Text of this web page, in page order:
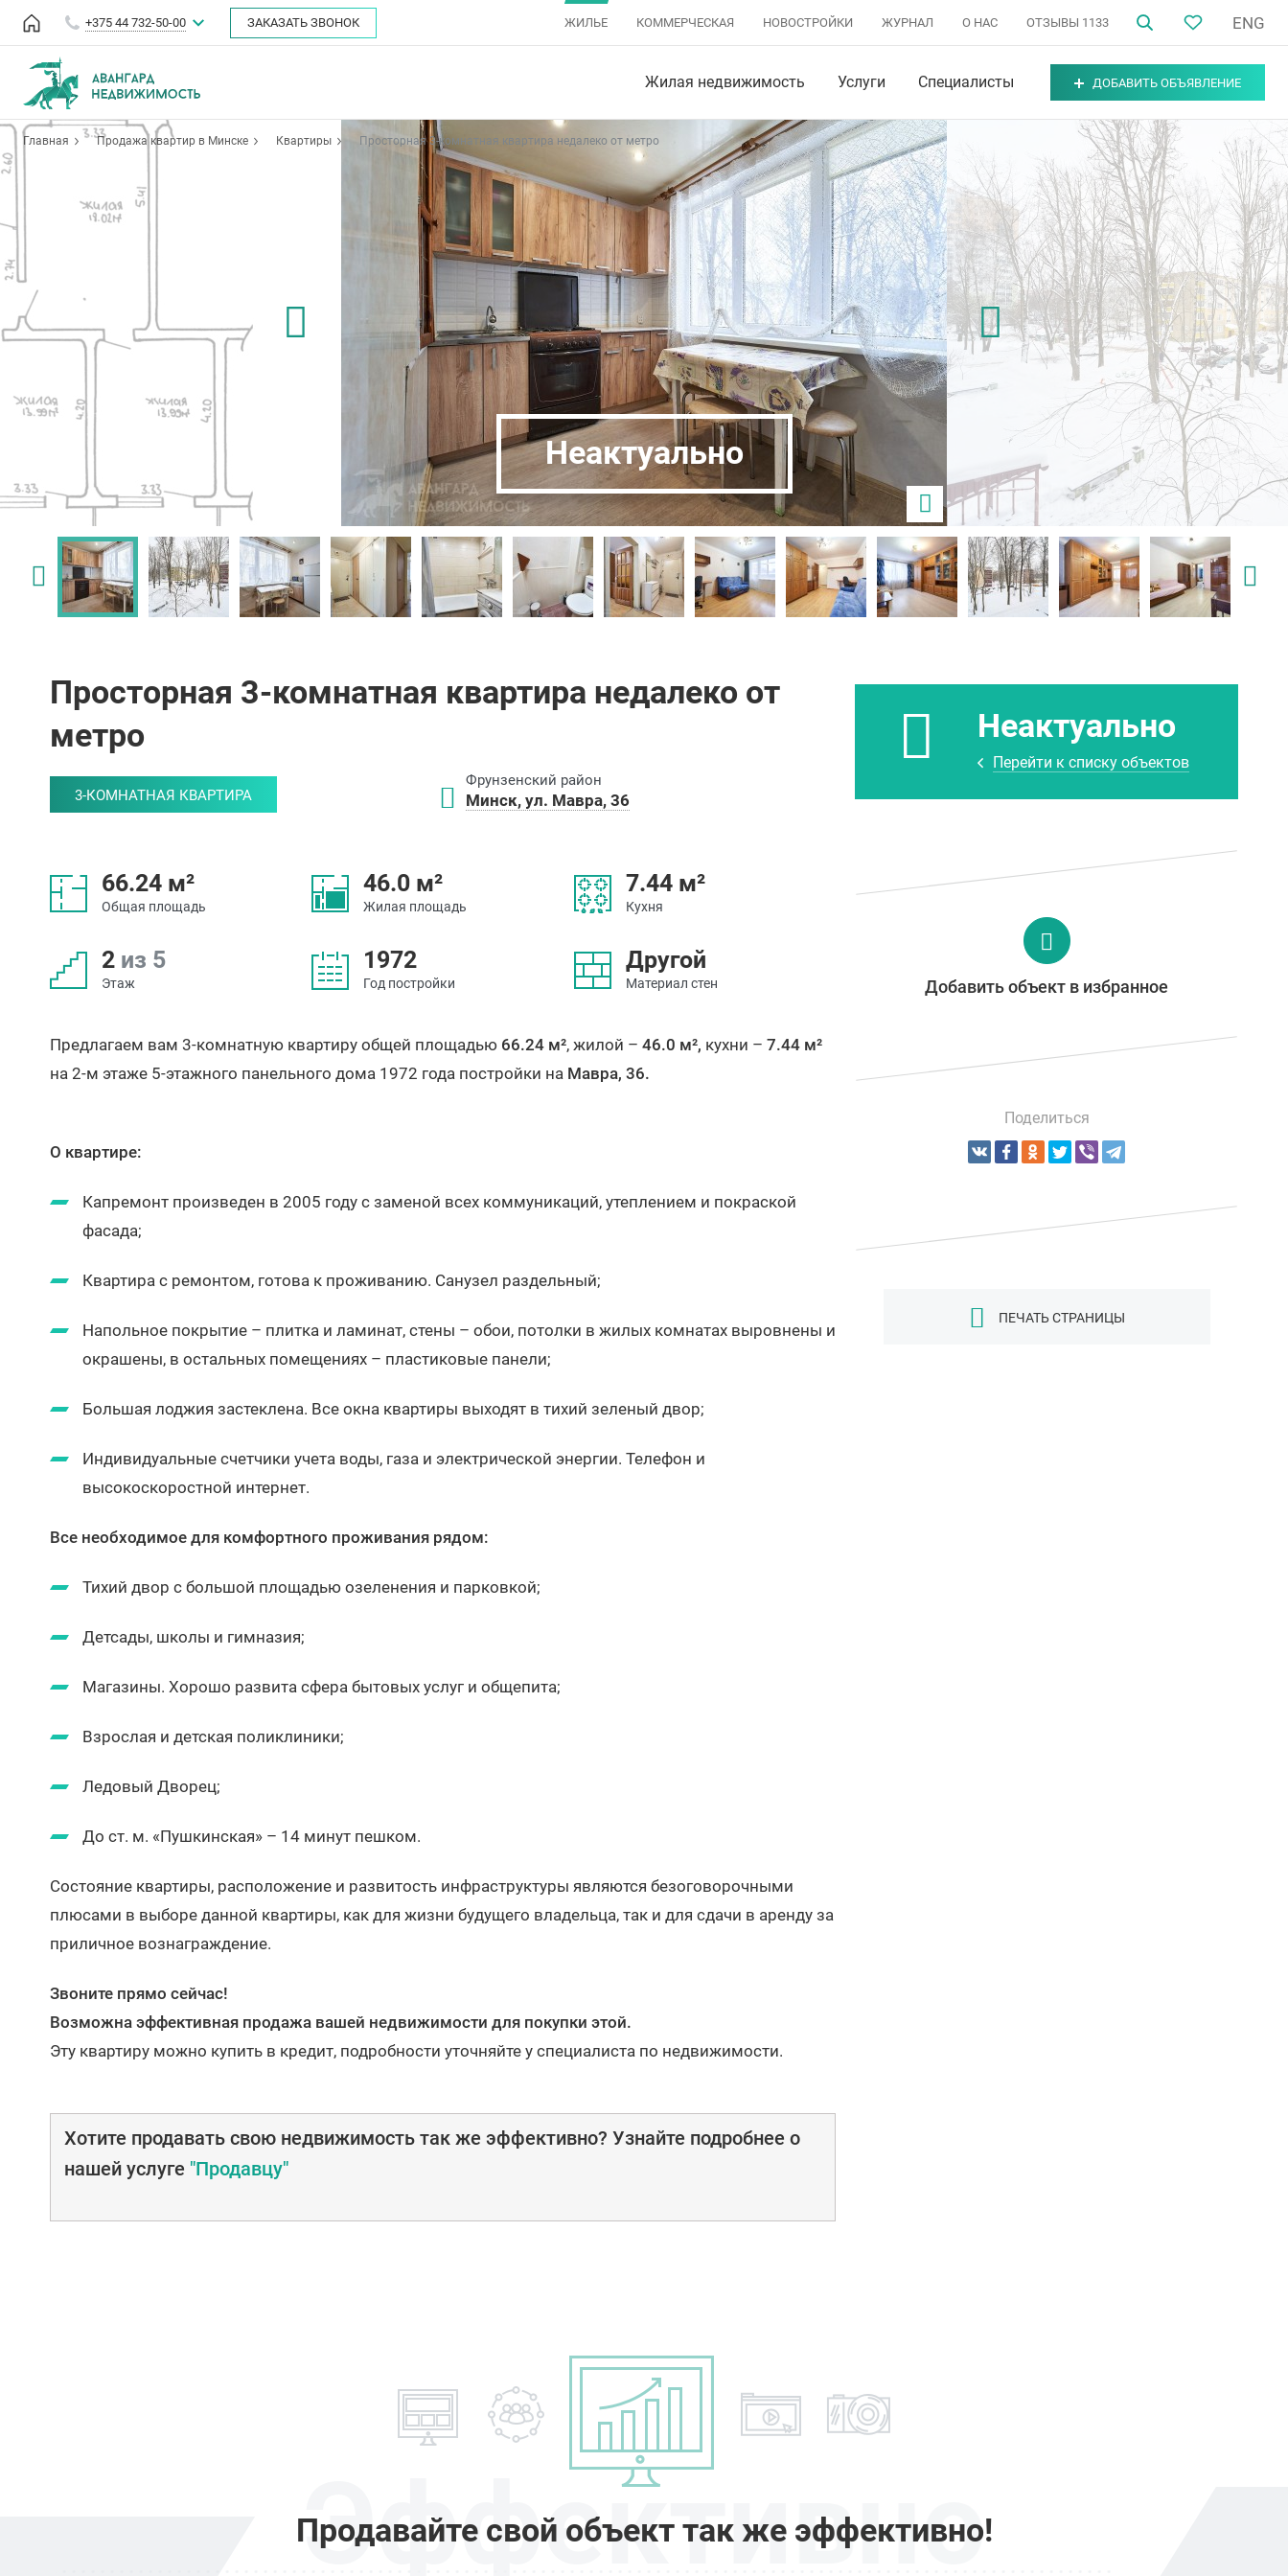
+375 44 732-50-00 ЗАКАЗАТЬ ЗВОНОК ЖИЛЬЕ КОММЕРЧЕСКАЯ НОВОСТРОЙКИ ЖУРНАЛ О НАС ОТЗЫВЫ 1133 ENG
Жилая недвижимость Услуги Специалисты ДОБАВИТЬ ОБЪЯВЛЕНИЕ
Главная Продажа квартир в Минске Квартиры Просторная 3-комнатная квартира недалеко от метро
Неактуально
Просторная 3-комнатная квартира недалеко от
метро
3-КОМНАТНАЯ КВАРТИРА
Фрунзенский район
Минск, ул. Мавра, 36
66.24 м²
Общая площадь
46.0 м²
Жилая площадь
7.44 м²
Кухня
2 из 5
Этаж
1972
Год постройки
Другой
Материал стен
Предлагаем вам 3-комнатную квартиру общей площадью 66.24 м², жилой – 46.0 м², кухни – 7.44 м²
на 2-м этаже 5-этажного панельного дома 1972 года постройки на Мавра, 36.
О квартире:
Капремонт произведен в 2005 году с заменой всех коммуникаций, утеплением и покраской
фасада;
Квартира с ремонтом, готова к проживанию. Санузел раздельный;
Напольное покрытие – плитка и ламинат, стены – обои, потолки в жилых комнатах выровнены и
окрашены, в остальных помещениях – пластиковые панели;
Большая лоджия застеклена. Все окна квартиры выходят в тихий зеленый двор;
Индивидуальные счетчики учета воды, газа и электрической энергии. Телефон и
высокоскоростной интернет.
Все необходимое для комфортного проживания рядом:
Тихий двор с большой площадью озеленения и парковкой;
Детсады, школы и гимназия;
Магазины. Хорошо развита сфера бытовых услуг и общепита;
Взрослая и детская поликлиники;
Ледовый Дворец;
До ст. м. «Пушкинская» – 14 минут пешком.
Состояние квартиры, расположение и развитость инфраструктуры являются безоговорочными
плюсами в выборе данной квартиры, как для жизни будущего владельца, так и для сдачи в аренду за
приличное вознаграждение.
Звоните прямо сейчас!
Возможна эффективная продажа вашей недвижимости для покупки этой.
Эту квартиру можно купить в кредит, подробности уточняйте у специалиста по недвижимости.
Хотите продавать свою недвижимость так же эффективно? Узнайте подробнее о
нашей услуге "Продавцу"
Неактуально
Перейти к списку объектов
Добавить объект в избранное
Поделиться
ПЕЧАТЬ СТРАНИЦЫ
Продавайте свой объект так же эффективно!
Эффективно